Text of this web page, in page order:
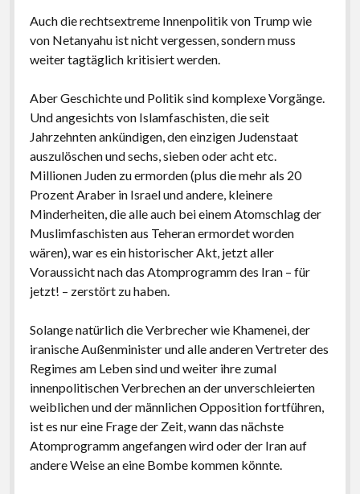
Auch die rechtsextreme Innenpolitik von Trump wie
von Netanyahu ist nicht vergessen, sondern muss
weiter tagtäglich kritisiert werden.
Aber Geschichte und Politik sind komplexe Vorgänge.
Und angesichts von Islamfaschisten, die seit
Jahrzehnten ankündigen, den einzigen Judenstaat
auszulöschen und sechs, sieben oder acht etc.
Millionen Juden zu ermorden (plus die mehr als 20
Prozent Araber in Israel und andere, kleinere
Minderheiten, die alle auch bei einem Atomschlag der
Muslimfaschisten aus Teheran ermordet worden
wären), war es ein historischer Akt, jetzt aller
Voraussicht nach das Atomprogramm des Iran – für
jetzt! – zerstört zu haben.
Solange natürlich die Verbrecher wie Khamenei, der
iranische Außenminister und alle anderen Vertreter des
Regimes am Leben sind und weiter ihre zumal
innenpolitischen Verbrechen an der unverschleierten
weiblichen und der männlichen Opposition fortführen,
ist es nur eine Frage der Zeit, wann das nächste
Atomprogramm angefangen wird oder der Iran auf
andere Weise an eine Bombe kommen könnte.